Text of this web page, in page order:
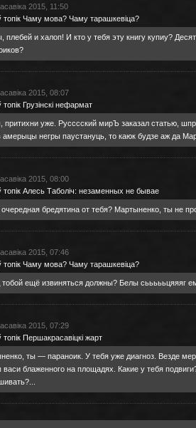
2015, 11:50
Чаму мова? Чаму тарашкевіца?
плебей и халоп! И кто у тебя эту книгу купиу?
2015, 08:07
Грузiнскi нефармат
притихни уже. Русссский мирЪ заказал статью,
амерыцы негры паустануць, то каюк будзе аж да
2015, 08:00
Алесь Таболіч: незаменных не бывае
очередная бредятина от тебя? Мартыненко, ты не
2015, 07:46
Чаму мова? Чаму тарашкевіца?
тобой ещё извиняться должны? Белы сьььььцяяяг
2015, 07:29
Першакрасавіцкі жарт
ты — параноик. У тебя уже диагноз. Везде
блаженного на площадях. Какие у тебя